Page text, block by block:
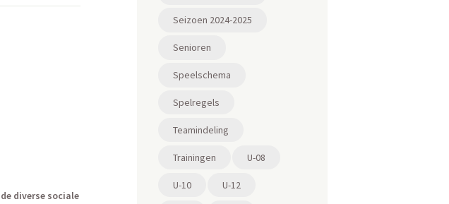
diverse sociale
Seizoen 2024-2025
Senioren
Speelschema
Spelregels
Teamindeling
Trainingen U-08
U-10 U-12